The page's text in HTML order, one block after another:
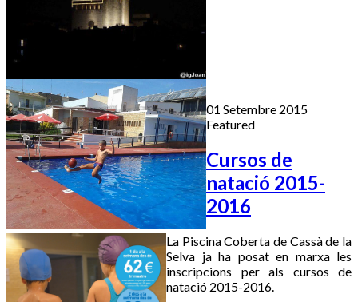
01 Setembre 2015
Featured
Cursos de
natació 2015-
2016
La Piscina Coberta de Cassà de la
Selva ja ha posat en marxa les
inscripcions per als cursos de
natació 2015-2016.